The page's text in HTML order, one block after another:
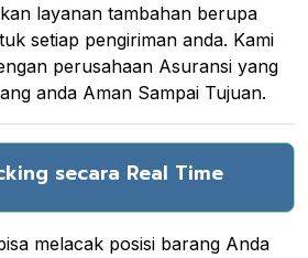
layanan tambahan berupa
setiap pengiriman anda. Kami
perusahaan Asuransi yang
anda Aman Sampai Tujuan.
secara Real Time
melacak posisi barang Anda